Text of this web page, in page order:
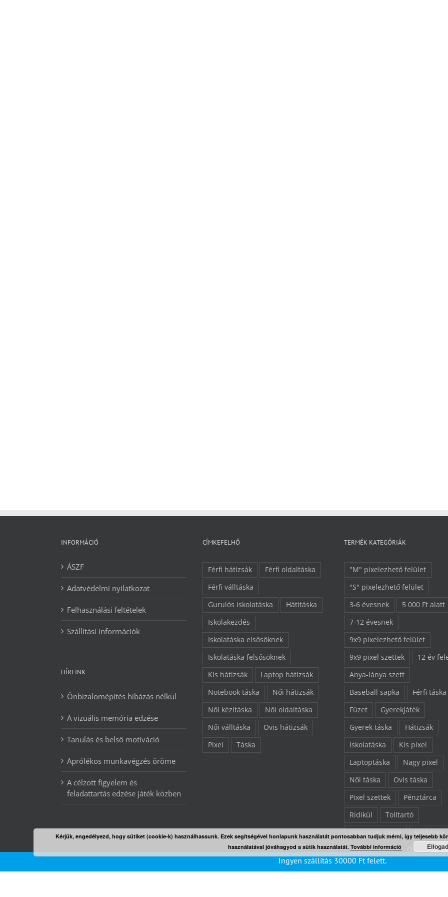
INFORMÁCIÓ
ÁSZF
Adatvédelmi nyilatkozat
Felhasználási feltételek
Szállítási információk
HÍREINK
Önbizalomépítés hibázás nélkül
A vizuális memória edzése
Tanulás és belső motiváció
Aprólékos munkavégzés öröme
A célzott figyelem és
feladattartás edzése játék közben
CÍMKEFELHŐ
Férfi hátizsák
Férfi oldaltáska
Férfi válltáska
Gurulós iskolatáska
Hátitáska
Iskolakezdés
Iskolatáska elsősöknek
Iskolatáska felsősöknek
Kis hátizsák
Laptop hátizsák
Notebook táska
Női hátizsák
Női kézitáska
Női oldaltáska
Női válltáska
Ovis hátizsák
Pixel
Táska
TERMÉK KATEGÓRIÁK
"M" pixelezhető felület
"S" pixelezhető felület
3-6 évesnek
5 000 Ft alatt
7-12 évesnek
9x9 pixelezhető felület
9x9 pixel szettek
12 év
Anya-lánya szett
Baseball sapka
Férfi táska
Füzet
Gyerekjáték
Gyerek táska
Hátizsák
Iskolatáska
Kis pixel
Laptoptáska
Nagy pixel
Női táska
Ovis táska
Pixel szettek
Pénztárca
Ridikül
Tolltartó
Uzsonnás táska
Válltáska
Végkiárusítás
Összes
Ingyen szállítás 30000 Ftfelett.
Kérjük, engedélyezd, hogy sütiket (cookie-k) használhassunk. Ezek segítségével honlapunk használatát pontosabban tudjuk mérni, így teljesebb
használatával jóváhagyod a sütik használatát. További információ Elfogad